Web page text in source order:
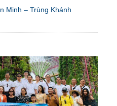
Minh – Trùng Khánh